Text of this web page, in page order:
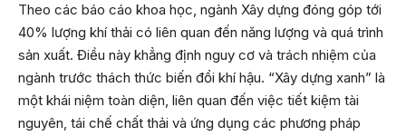
Theo các báo cáo khoa học, ngành Xây dựng đóng góp tới
40% lượng khí thải có liên quan đến năng lượng và quá trình
sản xuất. Điều này khẳng định nguy cơ và trách nhiệm của
ngành trước thách thức biến đổi khí hậu. “Xây dựng xanh” là
một khái niệm toàn diện, liên quan đến việc tiết kiệm tài
nguyên, tái chế chất thải và ứng dụng các phương pháp